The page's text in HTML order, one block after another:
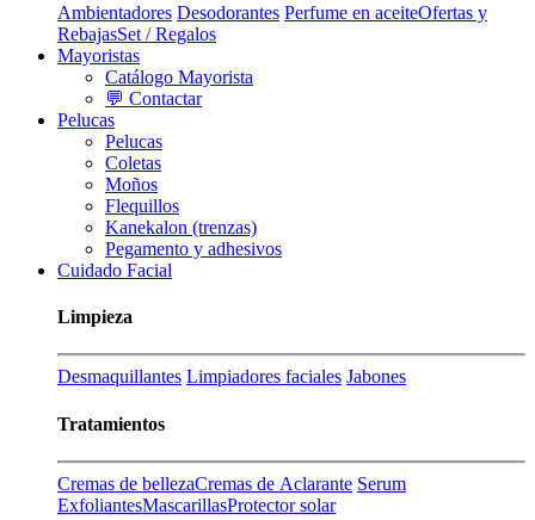
Ambientadores Desodorantes Perfume en aceiteOfertas y
RebajasSet / Regalos
Mayoristas
Catálogo Mayorista
💬 Contactar
Pelucas
Pelucas
Coletas
Moños
Flequillos
Kanekalon (trenzas)
Pegamento y adhesivos
Cuidado Facial
Limpieza
Desmaquillantes Limpiadores faciales Jabones
Tratamientos
Cremas de bellezaCremas de Aclarante Serum
ExfoliantesMascarillasProtector solar